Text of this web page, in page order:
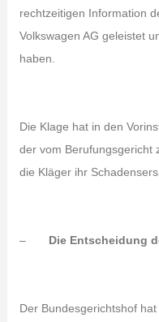
rechtzeitigen Information
Volkswagen AG geleistet
haben.
Die Klage hat in den
der vom Berufungsgericht
die Kläger ihr
– Die Entscheidung
Der Bundesgerichtshof